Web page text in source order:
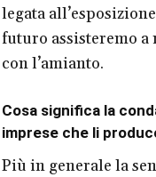
legata
futuro assisteremo
con l’amianto.
Cosa significa la
imprese che li
Più in generale la